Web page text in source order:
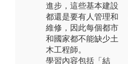
進步，這些基本建設
都還是要有人管理和
維修，因此每個都市
和國家都不能缺少土
木工程師。
學習內容包括「結